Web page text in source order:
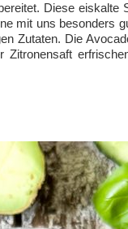
Diese eiskalte
mit uns besonders
Zutaten. Die